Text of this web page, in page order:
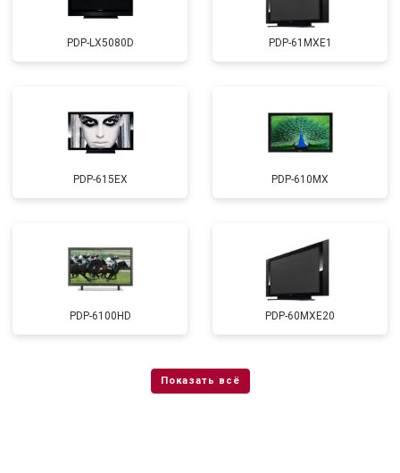
PDP-LX5080D PDP-61MXE1
PDP-615EX PDP-610MX
PDP-6100HD PDP-60MXE20